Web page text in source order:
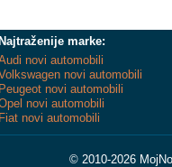
Najtraženije marke:
novi automobili
novi automobili
Peugeot novi automobili
novi automobili
Fiat novi automobili
© 2010-2026